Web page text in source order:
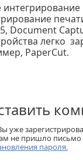
Document
легко
PaperCut.
уже
не пришло письмо
пароля.